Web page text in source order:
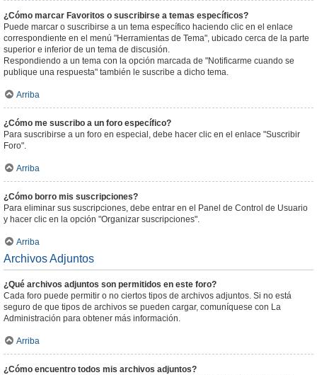
¿Cómo marcar Favoritos o suscribirse a temas específicos?
Puede marcar o suscribirse a un tema específico haciendo clic en el enlace
correspondiente en el menú "Herramientas de Tema", ubicado cerca de la parte
superior e inferior de un tema de discusión.
Respondiendo a un tema con la opción marcada de "Notificarme cuando se
publique una respuesta" también le suscribe a dicho tema.
Arriba
¿Cómo me suscribo a un foro específico?
Para suscribirse a un foro en especial, debe hacer clic en el enlace "Suscribir
Foro".
Arriba
¿Cómo borro mis suscripciones?
Para eliminar sus suscripciones, debe entrar en el Panel de Control de Usuario
y hacer clic en la opción "Organizar suscripciones".
Arriba
Archivos Adjuntos
¿Qué archivos adjuntos son permitidos en este foro?
Cada foro puede permitir o no ciertos tipos de archivos adjuntos. Si no está
seguro de que tipos de archivos se pueden cargar, comuníquese con La
Administración para obtener más información.
Arriba
¿Cómo encuentro todos mis archivos adjuntos?